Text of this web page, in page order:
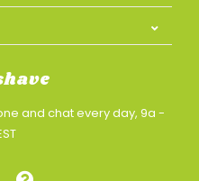
and chat every day, 9a -